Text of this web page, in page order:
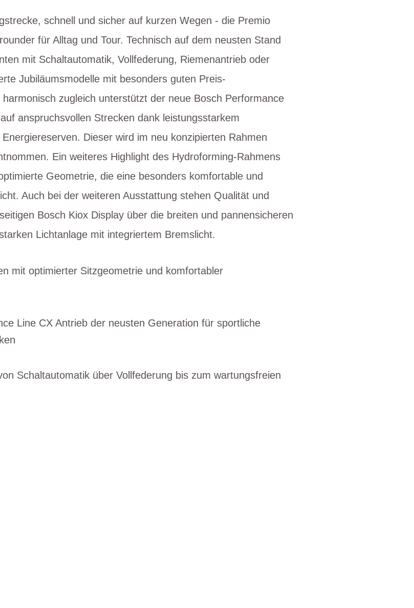
schnell und sicher auf kurzen Wegen - die Premio
für Alltag und Tour. Technisch auf dem neusten Stand
mit Schaltautomatik, Vollfederung, Riemenantrieb oder
Jubiläumsmodelle mit besonders guten Preis-
zugleich unterstützt der neue Bosch Performance
anspruchsvollen Strecken dank leistungsstarkem
Dieser wird im neu konzipierten Rahmen
Ein weiteres Highlight des Hydroforming-Rahmens
Geometrie, die eine besonders komfortable und
Auch bei der weiteren Ausstattung stehen Qualität und
Bosch Kiox Display über die breiten und pannensicheren
Lichtanlage mit integriertem Bremslicht.
mit optimierter Sitzgeometrie und komfortabler
Line CX Antrieb der neusten Generation für sportliche
Schaltautomatik über Vollfederung bis zum wartungsfreien